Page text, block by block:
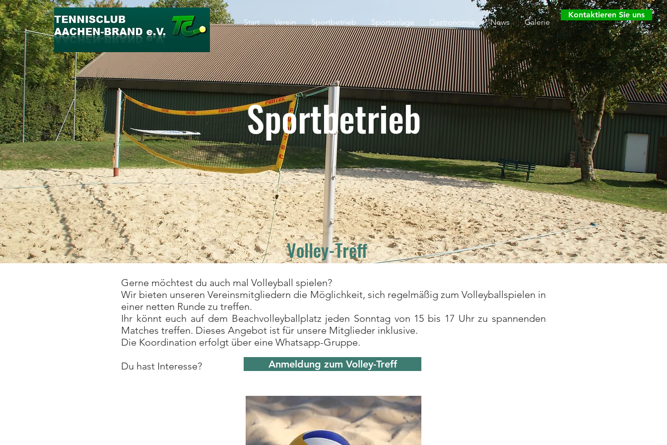
Start Verein Sportbetrieb Sportanlage Gastronomie News Galerie
Kontaktieren Sie uns
Sportbetrieb
Volley-Treff
Gerne möchtest du auch mal Volleyball spielen?
Wir bieten unseren Vereinsmitgliedern die Möglichkeit, sich regelmäßig zum Volleyballspielen in
einer netten Runde zu treffen.
Ihr könnt euch auf dem Beachvolleyballplatz jeden Sonntag von 15 bis 17 Uhr zu spannenden
Matches treffen. Dieses Angebot ist für unsere Mitglieder inklusive.
Die Koordination erfolgt über eine Whatsapp-Gruppe.
Du hast Interesse?
Anmeldung zum Volley-Treff